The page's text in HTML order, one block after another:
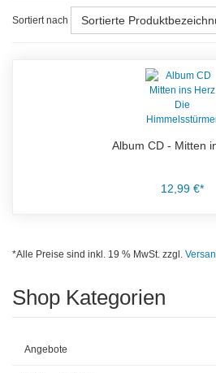
Sortiert nach Sortierte
Album CD - Mitten
12,99 €*
*Alle Preise sind inkl. 19 % MwSt. zzgl.
Shop Kategorien
Angebote